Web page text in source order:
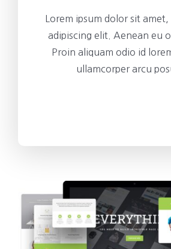
Lorem ipsum dolor sit
adipiscing elit. Aenean eu
Proin aliquam odio id
ullamcorper arcu